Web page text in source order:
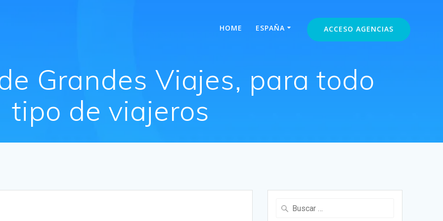
HOME ESPAÑA ACCESO AGENCIAS
Grandes Viajes, para todo
tipo de viajeros
Buscar: